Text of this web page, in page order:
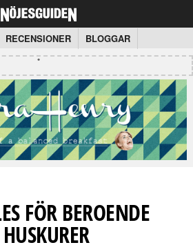
RECENSIONER BLOGGAR
FÖR BEROENDE